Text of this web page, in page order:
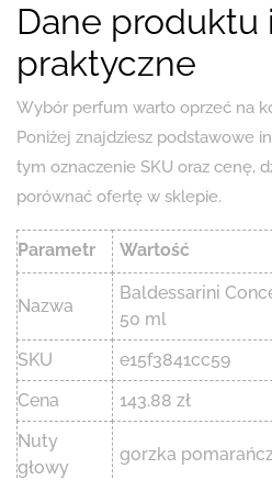
Dane produktu
praktyczne
Wybór perfum warto oprzeć na
Poniżej znajdziesz podstawowe
tym oznaczenie SKU oraz cenę,
porównać ofertę w sklepie.
Parametr Wartość
Nazwa
Baldessarini
50 ml
SKU
e15f3841cc59
Cena
143.88 zł
Nuty
głowy
gorzka